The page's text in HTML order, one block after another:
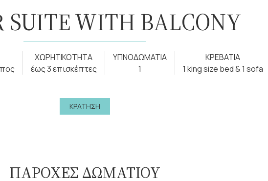
SUITE WITH BALCONY
ΧΩΡΗΤΙΚΟΤΗΤΑ
έως 3 επισκέπτες
ΥΠΝΟΔΩΜΑΤΙΑ
1
ΚΡΕΒΑΤΙΑ
1 king size bed & 1 sofa
ΚΡΑΤΗΣΗ
ΠΑΡΟΧΕΣ ΔΩΜΑΤΙΟΥ